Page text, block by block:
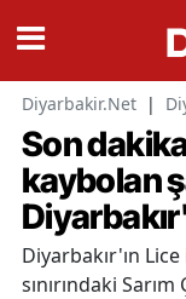
Diyarbakir.Net |
Son
kaybolan
Diyarbakır'ın
sınırındaki